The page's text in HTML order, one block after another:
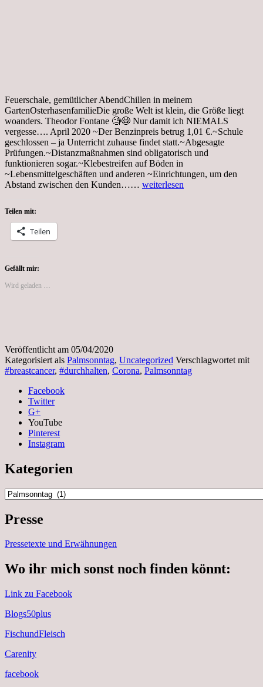
Feuerschale, gemütlicher AbendChillen in meinem
GartenOsterhasenfamilieDie große Welt ist klein, die Größe liegt
woanders. Theodor Fontane 🧐😷 Nur damit ich NIEMALS
vergesse…. April 2020 ~Der Benzinpreis betrug 1,01 €.~Schule
geschlossen – ja Unterricht zuhause findet statt.~Abgesagte
Prüfungen.~Distanzmaßnahmen sind obligatorisch und
funktionieren sogar.~Klebestreifen auf Böden in
~Lebensmittelgeschäften und anderen ~Einrichtungen, um den
Abstand zwischen den Kunden…… Tag
weiterlesen
Teilen mit:
Teilen
Gefällt mir:
Wird geladen …
Veröffentlicht am 05/04/2020
Kategorisiert als Palmsonntag, Uncategorized Verschlagwortet mit
#breastcancer, #durchhalten, Corona, Palmsonntag
Facebook
Twitter
G+
YouTube
Pinterest
Instagram
Kategorien
Kategorien
Presse
Pressetexte und Erwähnungen
Wo ihr mich sonst noch finden könnt:
Link zu Facebook
Blogs50plus
FischundFleisch
Carenity
facebook